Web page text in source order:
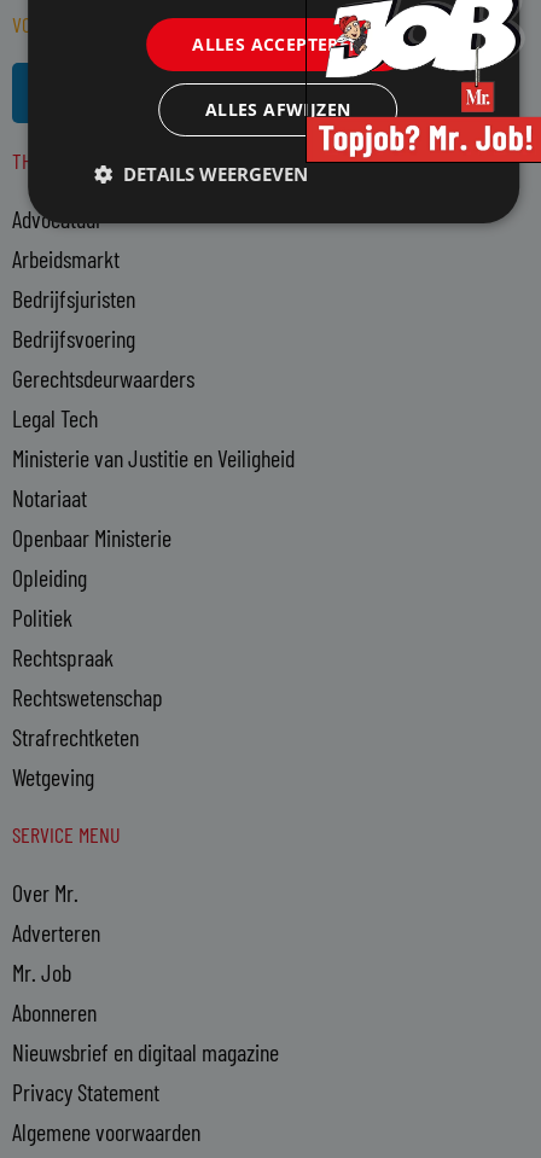
VOLG MR. OP SOCIAL MEDIA
d
i
n
-
i
n
THEMA'S
Advocatuur
Arbeidsmarkt
Bedrijfsjuristen
Bedrijfsvoering
Gerechtsdeurwaarders
Legal Tech
Ministerie van Justitie en Veiligheid
Notariaat
Openbaar Ministerie
Opleiding
Politiek
Rechtspraak
Rechtswetenschap
Strafrechtketen
Wetgeving
SERVICE MENU
Over Mr.
Adverteren
Mr. Job
Abonneren
Nieuwsbrief en digitaal magazine
Privacy Statement
Algemene voorwaarden
ALLES ACCEPTEREN
ALLES AFWIJZEN
DETAILS WEERGEVEN